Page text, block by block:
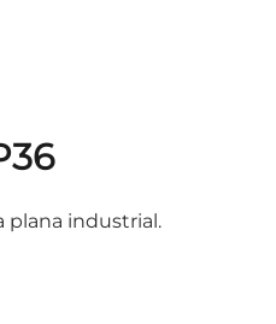
plana industrial.